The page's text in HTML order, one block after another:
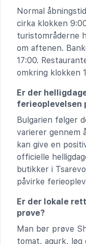
Normal
cirka klokken
turistområderne
om aftenen.
17:00.
omkring klokken
Er der
ferieoplevelsen
Bulgarien følger
varierer gennem
kan give en
officielle
butikker i
påvirke
Er der lokale
prøve?
Man bør prøve
tomat, agurk,